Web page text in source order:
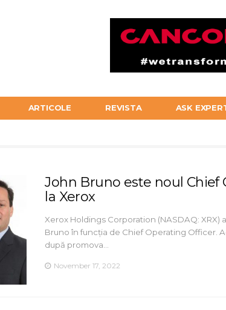
ARTICOLE REVISTA ASK
John Bruno este noul Chief
la Xerox
Xerox Holdings Corporation (NASDAQ: XRX)
Bruno în funcția de Chief Operating Officer.
după promova…
November 17, 2022